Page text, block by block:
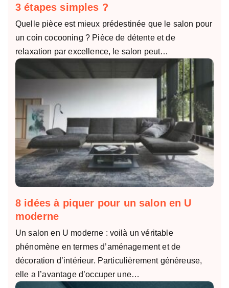
3 étapes simples ?
Quelle pièce est mieux prédestinée que le salon pour
un coin cocooning ? Pièce de détente et de
relaxation par excellence, le salon peut…
8 idées à piquer pour un salon en U
moderne
Un salon en U moderne : voilà un véritable
phénomène en termes d’aménagement et de
décoration d’intérieur. Particulièrement généreuse,
elle a l’avantage d’occuper une…